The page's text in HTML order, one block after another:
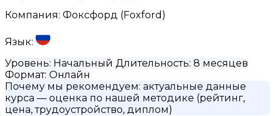
Компания: Фоксфорд (Foxford)
Язык:
Уровень: Начальный Длительность: 8 месяцев
Формат: Онлайн
Почему мы рекомендуем: актуальные данные
курса — оценка по нашей методике (рейтинг,
цена, трудоустройство, диплом)